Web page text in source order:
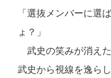
「選抜メンバーに選
ょ？」
武史の笑みが消えた
武史から視線を逸ら